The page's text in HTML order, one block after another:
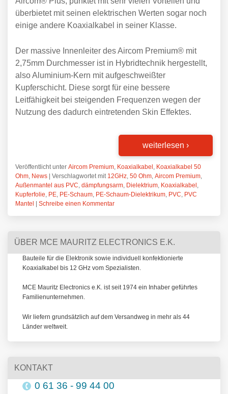
überbietet mit seinen elektrischen Werten sogar noch
einige andere Koaxialkabel in seiner Klasse.
Der massive Innenleiter des Aircom Premium® mit
2,75mm Durchmesser ist in Hybridtechnik hergestellt,
also Aluminium-Kern mit aufgeschweißter
Kupferschicht. Diese sorgt für eine bessere
Leitfähigkeit bei steigenden Frequenzen wegen der
Nutzung des dadurch eintretenden Skin Effektes.
weiterlesen ›
Veröffentlicht unter Aircom Premium Koaxialkabel Koaxialkabel 50
Ohm News | Verschlagwortet mit 12GHz 50 Ohm Aircom Premium
Außenmantel aus PVC dämpfungsarm Dielektrium Koaxialkabel
Kupferfolie PE PE-Schaum PE-Schaum-Dielektrikum PVC PVC
Mantel | Schreibe einen Kommentar
ÜBER MCE MAURITZ ELECTRONICS E.K.
Bauteile für die Elektronik sowie individuell konfektionierte
Koaxialkabel bis 12 GHz vom Spezialisten.
MCE Mauritz Electronics e.K. ist seit 1974 ein Inhaber geführtes
Familienunternehmen.
Wir liefern grundsätzlich auf dem Versandweg in mehr als 44
Länder weltweit.
KONTAKT
0 61 36 - 99 44 00